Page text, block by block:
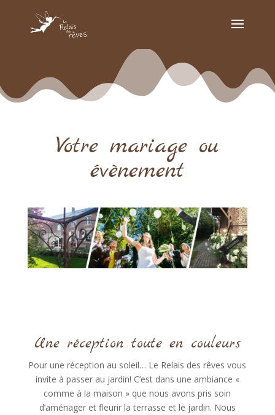
Votre mariage ou
évènement
Une réception toute en couleurs
Pour une réception au soleil… Le Relais des rêves vous
invite à passer au jardin! C’est dans une ambiance «
comme à la maison » que nous avons pris soin
d’aménager et fleurir la terrasse et le jardin. Nous